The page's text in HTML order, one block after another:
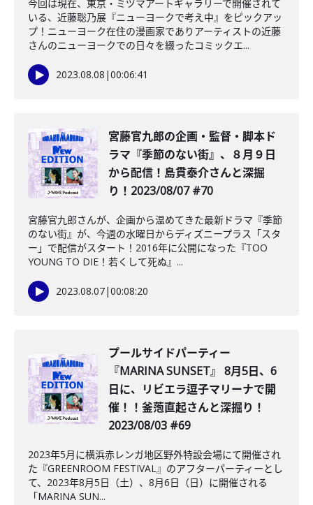
今回は現在、東京・ミヅマアートギャラリーで開催されて
いる、近藤聡乃展『ニューヨークで考え中』をピックアッ
プ！ニューヨーク在住の漫画家でありアーティストの近藤
さんのニューヨークでの日々を綴ったコミックエ...
2023.08.08 |00:06:41
宮藤官九郎の企画・監督・脚本ド
ラマ『季節のない街』、８月９日
から配信！島貫泰介さんと深掘
り！2023/08/07 #70
宮藤官九郎さんが、企画から温めてきた最新ドラマ『季節
のない街』が、今週の水曜日からディズニープラス「スタ
ー」で配信がスタート！2016年に公開になった『TOO
YOUNG TO DIE！若くして死ぬ』...
2023.08.07|00:08:20
プールサイドパーティー
『MARINA SUNSET』 8月5日、6
日に、リビエラ逗子マリーナで開
催！！釜萢直起さんと深掘り！
2023/08/03 #69
2023年5月に横浜赤レンガ地区野外特設会場にて開催され
た『GREENROOM FESTIVAL』のアフターパーティーとし
て、2023年8月5日（土）、8月6日（日）に開催される
「MARINA SUN...